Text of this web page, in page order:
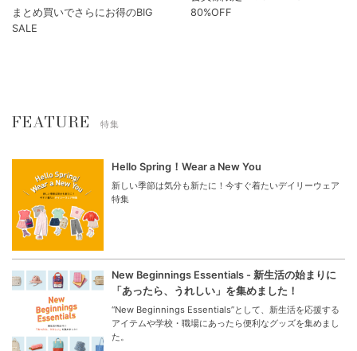
まとめ買いでさらにお得のBIG
SALE
80%OFF
FEATURE 特集
Hello Spring！Wear a New You
新しい季節は気分も新たに！今すぐ着たいデイリーウェア
特集
New Beginnings Essentials - 新生活の始まりに
「あったら、うれしい」を集めました！
“New Beginnings Essentials”として、新生活を応援する
アイテムや学校・職場にあったら便利なグッズを集めまし
た。